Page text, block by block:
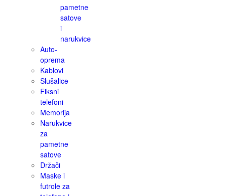
pametne
satove
i
narukvice
Auto-
oprema
Kablovi
Slušalice
Fiksni
telefoni
Memorija
Narukvice
za
pametne
satove
Držači
Maske i
futrole za